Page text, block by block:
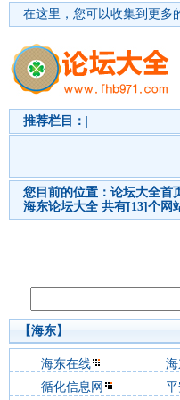
在这里，您可以收集到更多
推荐栏目：
您目前的位置： 论坛大全首
海东论坛大全 共有[13]个网
【海东】
海东在线 海
循化信息网
平